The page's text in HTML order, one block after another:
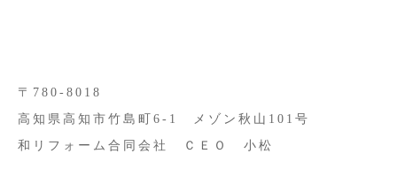
〒780-8018
高知県高知市竹島町6-1 メゾン秋山101号
和リフォーム合同会社 ＣＥＯ 小松